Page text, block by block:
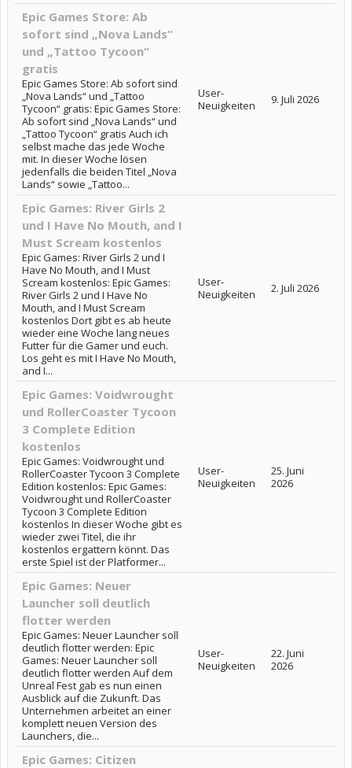
Epic Games Store: Ab
sofort sind „Nova Lands“
und „Tattoo Tycoon“
gratis
Epic Games Store: Ab sofort sind
„Nova Lands“ und „Tattoo
Tycoon“ gratis: Epic Games Store:
Ab sofort sind „Nova Lands“ und
„Tattoo Tycoon“ gratis Auch ich
selbst mache das jede Woche
mit. In dieser Woche lösen
jedenfalls die beiden Titel „Nova
Lands“ sowie „Tattoo...
User-
Neuigkeiten
9. Juli 2026
Epic Games: River Girls 2
und I Have No Mouth, and I
Must Scream kostenlos
Epic Games: River Girls 2 und I
Have No Mouth, and I Must
Scream kostenlos: Epic Games:
River Girls 2 und I Have No
Mouth, and I Must Scream
kostenlos Dort gibt es ab heute
wieder eine Woche lang neues
Futter für die Gamer und euch.
Los geht es mit I Have No Mouth,
and I...
User-
Neuigkeiten
2. Juli 2026
Epic Games: Voidwrought
und RollerCoaster Tycoon
3 Complete Edition
kostenlos
Epic Games: Voidwrought und
RollerCoaster Tycoon 3 Complete
Edition kostenlos: Epic Games:
Voidwrought und RollerCoaster
Tycoon 3 Complete Edition
kostenlos In dieser Woche gibt es
wieder zwei Titel, die ihr
kostenlos ergattern könnt. Das
erste Spiel ist der Platformer...
User-
Neuigkeiten
25. Juni
2026
Epic Games: Neuer
Launcher soll deutlich
flotter werden
Epic Games: Neuer Launcher soll
deutlich flotter werden: Epic
Games: Neuer Launcher soll
deutlich flotter werden Auf dem
Unreal Fest gab es nun einen
Ausblick auf die Zukunft. Das
Unternehmen arbeitet an einer
komplett neuen Version des
Launchers, die...
User-
Neuigkeiten
22. Juni
2026
Epic Games: Citizen